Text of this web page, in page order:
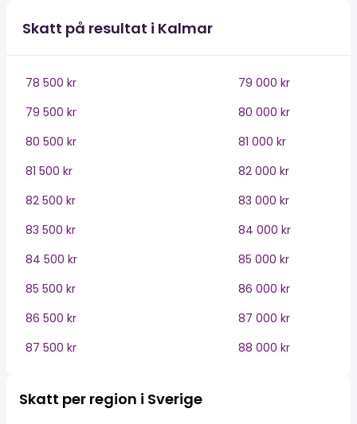
Skatt på resultat i Kalmar
78 500 kr
79 000 kr
79 500 kr
80 000 kr
80 500 kr
81 000 kr
81 500 kr
82 000 kr
82 500 kr
83 000 kr
83 500 kr
84 000 kr
84 500 kr
85 000 kr
85 500 kr
86 000 kr
86 500 kr
87 000 kr
87 500 kr
88 000 kr
Skatt per region i Sverige